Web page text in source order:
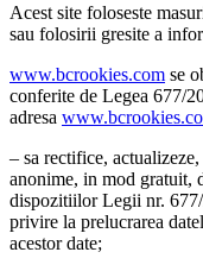
Acest site foloseste
sau folosirii gresite a
www.bcrookies.com se
conferite de Legea 677/
adresa
– sa rectifice,
anonime, in mod gratuit,
dispozitiilor Legii nr.
privire la prelucrarea
acestor date;